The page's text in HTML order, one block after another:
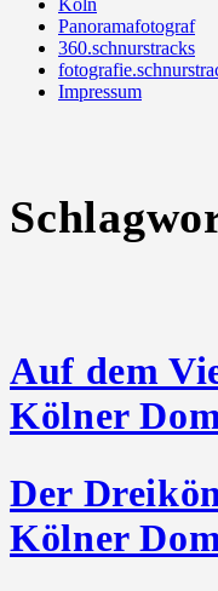
Panoramafotograf
360.schnurstracks
Impressum
Auf dem
Kölner
Der
Kölner